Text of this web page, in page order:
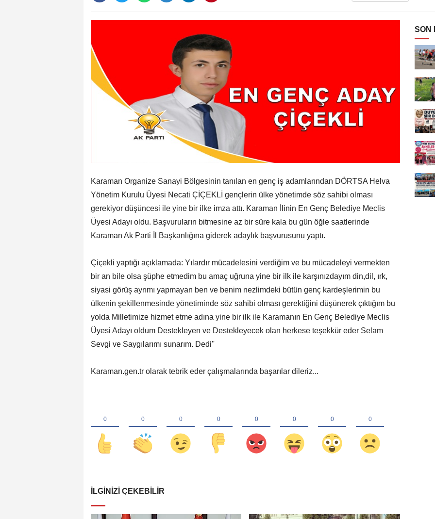
Karaman Organize Sanayi Bölgesinin tanılan en genç iş adamlarından DÖRTSA Helva
Yönetim Kurulu Üyesi Necati ÇİÇEKLİ gençlerin ülke yönetimde söz sahibi olması
gerekiyor düşüncesi ile yine bir ilke imza attı. Karaman İlinin En Genç Belediye Meclis
Üyesi Adayı oldu. Başvuruların bitmesine az bir süre kala bu gün öğle saatlerinde
Karaman Ak Parti İl Başkanlığına giderek adaylık başvurusunu yaptı.
Çiçekli yaptığı açıklamada: Yılardır mücadelesini verdiğim ve bu mücadeleyi vermekten
bir an bile olsa şüphe etmedim bu amaç uğruna yine bir ilk ile karşınızdayım din,dil, ırk,
siyasi görüş ayrımı yapmayan ben ve benim nezlimdeki bütün genç kardeşlerimin bu
ülkenin şekillenmesinde yönetiminde söz sahibi olması gerektiğini düşünerek çıktığım bu
yolda Milletimize hizmet etme adına yine bir ilk ile Karamanın En Genç Belediye Meclis
Üyesi Adayı oldum Destekleyen ve Destekleyecek olan herkese teşekkür eder Selam
Sevgi ve Saygılarımı sunarım. Dedi''
Karaman.gen.tr olarak tebrik eder çalışmalarında başarılar dileriz...
İLGINIZI ÇEKEBILIR
SON